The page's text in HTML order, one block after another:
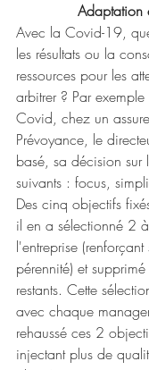
Adaptation
Avec la Covid-19,
les résultats ou la
ressources pour les
arbitrer ? Par
Covid, chez un
Prévoyance, le
basé, sa décision sur
suivants : focus,
Des cinq objectifs
il en a sélectionné 2
l'entreprise
pérennité) et
restants. Cette
avec chaque
rehaussé ces 2
injectant plus de